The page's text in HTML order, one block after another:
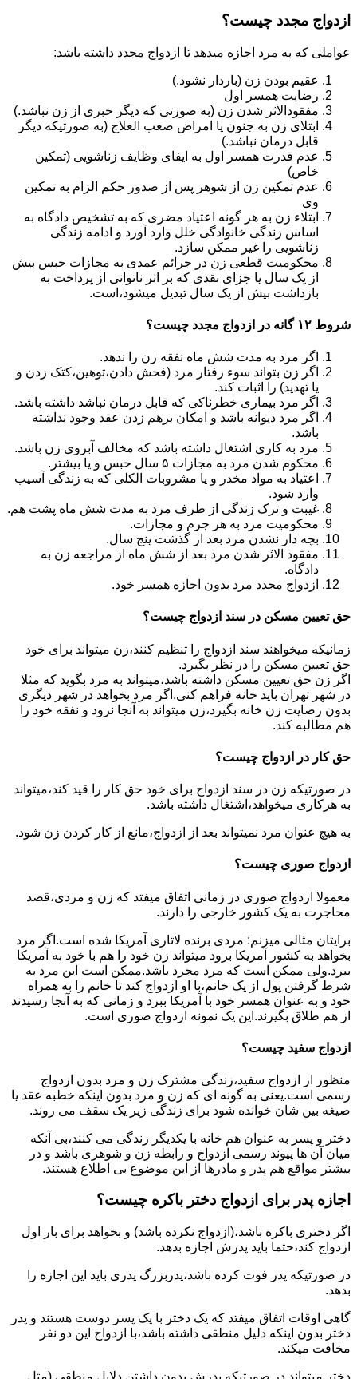
ازدواج مجدد چیست؟
عواملی که به مرد اجازه میدهد تا ازدواج مجدد داشته باشد:
عقیم بودن زن (باردار نشود.)
رضایت همسر اول
مفقودالاثر شدن زن (به صورتی که دیگر خبری از زن نباشد.)
ابتلای زن به جنون یا امراض صعب العلاج (به صورتیکه دیگر
قابل درمان نباشد.)
عدم قدرت همسر اول به ایفای وظایف زناشویی (تمکین
خاص)
عدم تمکین زن از شوهر پس از صدور حکم الزام به تمکین
وی
ابتلاء زن به هر گونه اعتیاد مضری که به تشخیص دادگاه به
اساس زندگی خانوادگی خلل وارد آورد و ادامه زندگی
زناشویی را غیر ممکن سازد.
محکومیت قطعی زن در جرائم عمدی به مجازات حبس بیش
از یک سال یا جزای نقدی که بر اثر ناتوانی از پرداخت به
بازداشت بیش از یک سال تبدیل می‎شود،است.
شروط ۱۲ گانه در ازدواج مجدد چیست؟
اگر مرد به مدت شش ماه نفقه زن را ندهد.
اگر زن بتواند سوء رفتار مرد (فحش دادن،توهین،کتک زدن و
یا تهدید) را اثبات کند.
اگر مرد بیماری خطرناکی که قابل درمان نباشد داشته باشد.
اگر مرد دیوانه باشد و امکان برهم زدن عقد وجود نداشته
باشد.
مرد به کاری اشتغال داشته باشد که مخالف آبروی زن باشد.
محکوم شدن مرد به مجازات ۵ سال حبس و یا بیشتر.
اعتیاد به مواد مخدر و یا مشروبات الکلی که به زندگی آسیب
وارد شود.
غیبت و ترک زندگی از طرف مرد به مدت شش ماه پشت هم.
محکومیت مرد به هر جرم و مجازات.
بچه دار نشدن مرد بعد از گذشت پنج سال.
مفقود الاثر شدن مرد بعد از شش ماه از مراجعه زن به
دادگاه.
ازدواج مجدد مرد بدون اجازه همسر خود.
حق تعیین مسکن در سند ازدواج چیست؟
زمانیکه میخواهند سند ازدواج را تنظیم کنند،زن میتواند برای خود
حق تعیین مسکن را در نظر بگیرد.
اگر زن حق تعیین مسکن داشته باشد،میتواند به مرد بگوید که مثلا
در شهر تهران باید خانه فراهم کنی.اگر مرد بخواهد در شهر دیگری
بدون رضایت زن خانه بگیرد،زن میتواند به آنجا نرود و نفقه خود را
هم مطالبه کند.
حق کار در ازدواج چیست؟
در صورتیکه زن در سند ازدواج برای خود حق کار را قید کند،میتواند
به هرکاری میخواهد،اشتغال داشته باشد.
به هیچ عنوان مرد نمیتواند بعد از ازدواج،مانع از کار کردن زن شود.
ازدواج صوری چیست؟
معمولا ازدواج صوری در زمانی اتفاق میفتد که زن و مردی،قصد
محاجرت به یک کشور خارجی را دارند.
برایتان مثالی میزنم: مردی برنده لاتاری آمریکا شده است.اگر مرد
بخواهد به کشور آمریکا برود میتواند زن خود را هم با خود به آمریکا
ببرد.ولی ممکن است که مرد مجرد باشد.ممکن است این مرد به
شرط گرفتن پول از یک خانم،با او ازدواج کند تا خانم را به همراه
خود و به عنوان همسر خود با آمریکا ببرد و زمانی که به آنجا رسیدند
از هم طلاق بگیرند.این یک نمونه ازدواج صوری است.
ازدواج سفید چیست؟
منظور از ازدواج سفید،زندگی مشترک زن و مرد بدون ازدواج
رسمی است.یعنی به گونه ای که زن و مرد بدون اینکه خطبه عقد یا
صیغه بین شان خوانده شود برای زندگی زیر یک سقف می روند.
دختر و پسر به عنوان هم خانه با یکدیگر زندگی می کنند،بی آنکه
میان آن ها پیوند رسمی ازدواج و رابطه زن و شوهری باشد و در
بیشتر مواقع هم پدر و مادرها از این موضوع بی اطلاع هستند.
اجازه پدر برای ازدواج دختر باکره چیست؟
اگر دختری باکره باشد،(ازدواج نکرده باشد) و بخواهد برای بار اول
ازدواج کند،حتما باید پدرش اجازه بدهد.
در صورتیکه پدر فوت کرده باشد،پدربزرگ پدری باید این اجازه را
بدهد.
گاهی اوقات اتفاق میفتد که یک دختر با یک پسر دوست هستند و پدر
دختر بدون اینکه دلیل منطقی داشته باشد،با ازدواج این دو نفر
مخافت میکند.
دختر میتواند در صورتیکه پدرش بدون داشتن دلایل منطقی (مثل